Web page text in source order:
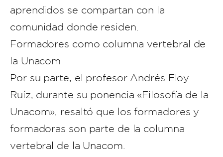
aprendidos se compartan con la
comunidad donde residen.
Formadores como columna vertebral de
la Unacom
Por su parte, el profesor Andrés Eloy
Ruíz, durante su ponencia «Filosofía de la
Unacom», resaltó que los formadores y
formadoras son parte de la columna
vertebral de la Unacom.